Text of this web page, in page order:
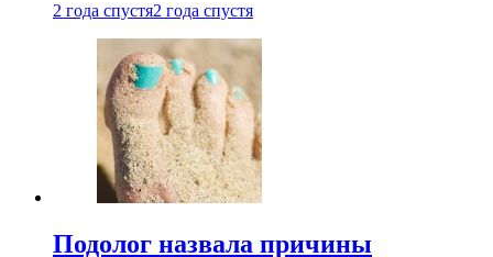
2 года спустя2 года спустя
Подолог назвала причины